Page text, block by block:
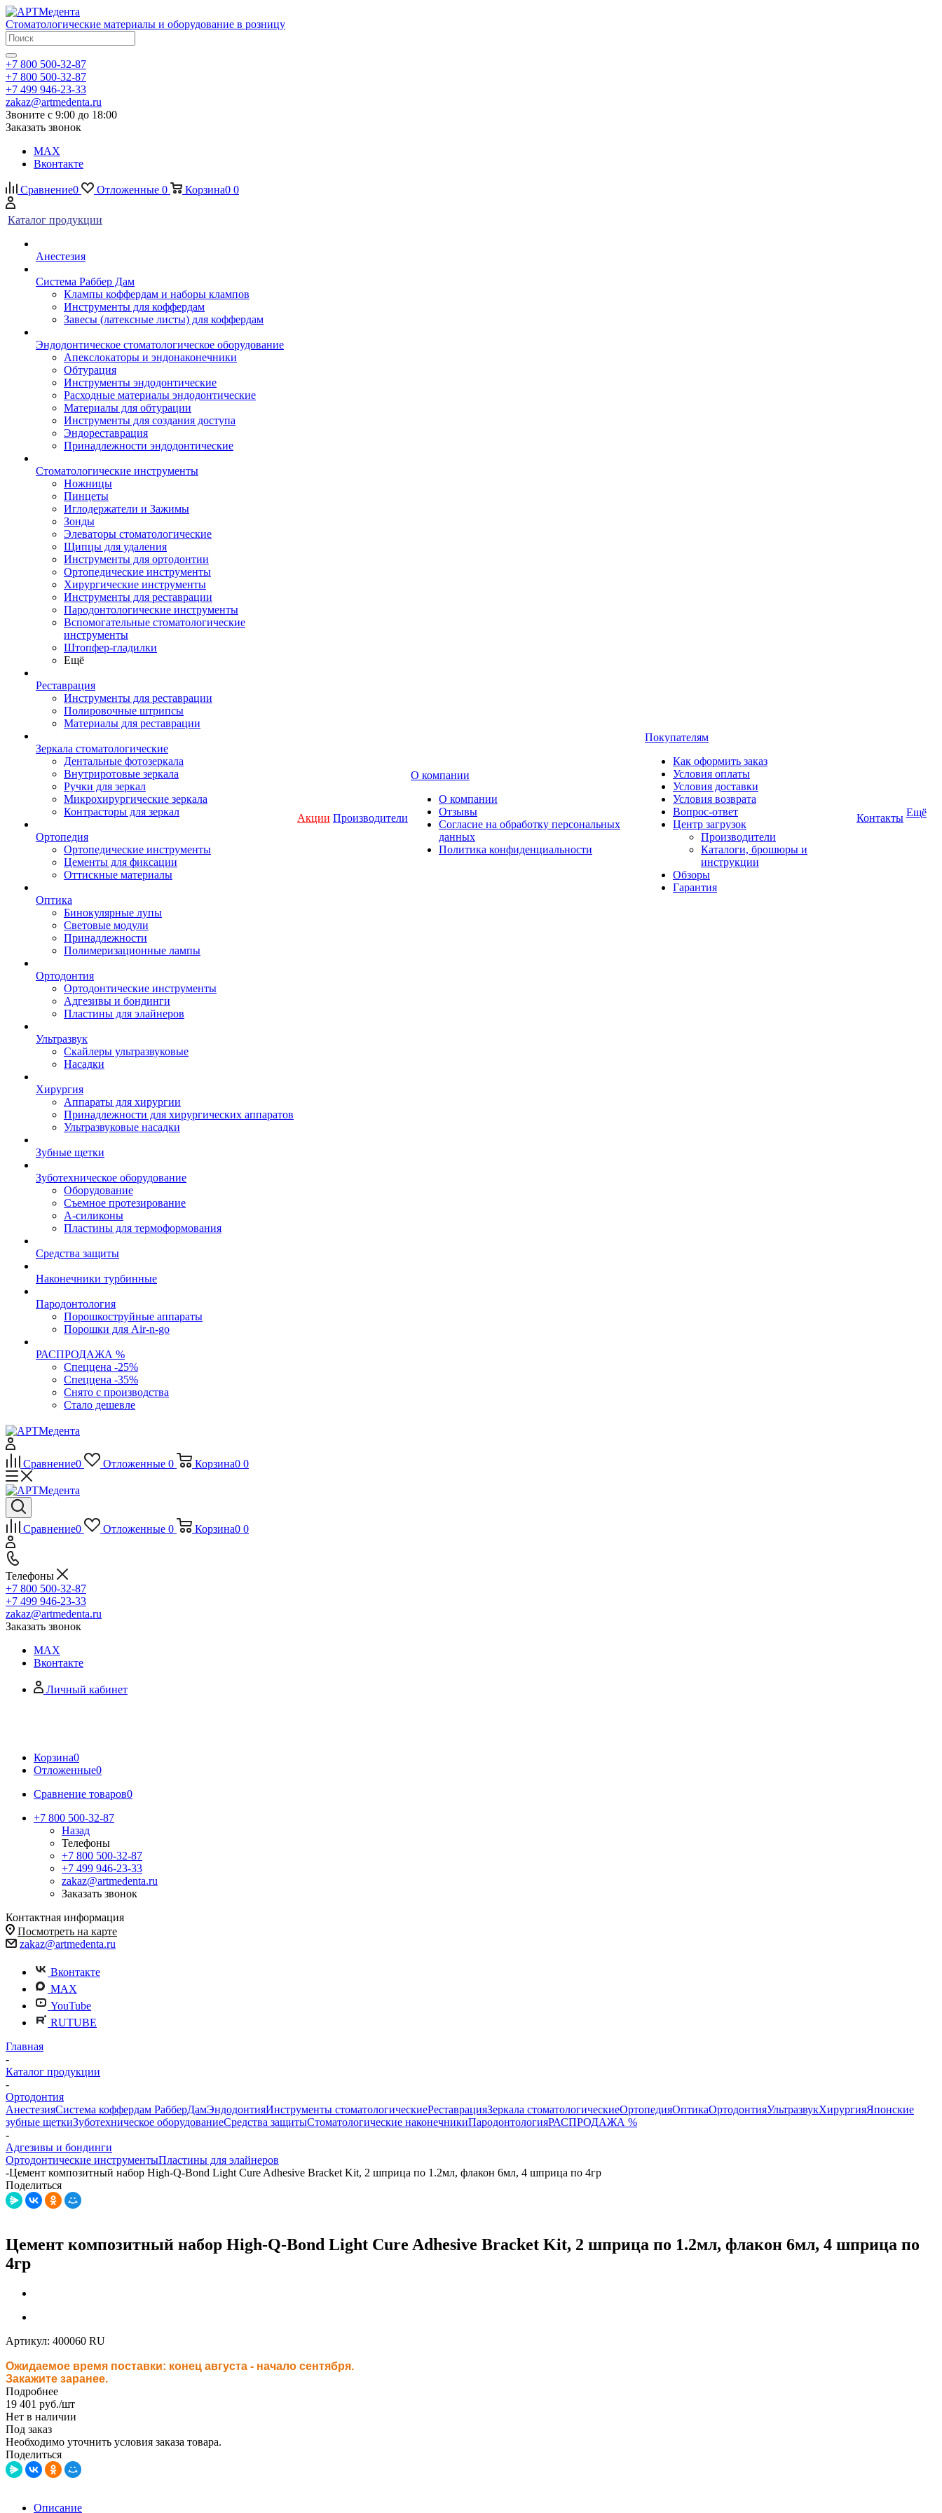
Стоматологические материалы и оборудование в розницу
+7 800 500-32-87
+7 800 500-32-87
+7 499 946-23-33
zakaz@artmedenta.ru
Звоните с 9:00 до 18:00
Заказать звонок
MAX
Вконтакте
Сравнение0 Отложенные 0 Корзина0 0
Каталог продукции
Анестезия
Система Раббер Дам
Клампы коффердам и наборы клампов
Инструменты для коффердам
Завесы (латексные листы) для коффердам
Эндодонтическое стоматологическое оборудование
Апекслокаторы и эндонаконечники
Обтурация
Инструменты эндодонтические
Расходные материалы эндодонтические
Материалы для обтурации
Инструменты для создания доступа
Эндореставрация
Принадлежности эндодонтические
Стоматологические инструменты
Ножницы
Пинцеты
Иглодержатели и Зажимы
Зонды
Элеваторы стоматологические
Щипцы для удаления
Инструменты для ортодонтии
Ортопедические инструменты
Хирургические инструменты
Инструменты для реставрации
Пародонтологические инструменты
Вспомогательные стоматологические
инструменты
Штопфер-гладилки
Ещё
Реставрация
Инструменты для реставрации
Полировочные штрипсы
Материалы для реставрации
Зеркала стоматологические
Дентальные фотозеркала
Внутриротовые зеркала
Ручки для зеркал
Микрохирургические зеркала
Контрасторы для зеркал
Ортопедия
Ортопедические инструменты
Цементы для фиксации
Оттискные материалы
Оптика
Бинокулярные лупы
Световые модули
Принадлежности
Полимеризационные лампы
Ортодонтия
Ортодонтические инструменты
Адгезивы и бондинги
Пластины для элайнеров
Ультразвук
Скайлеры ультразвуковые
Насадки
Хирургия
Аппараты для хирургии
Принадлежности для хирургических аппаратов
Ультразвуковые насадки
Зубные щетки
Зуботехническое оборудование
Оборудование
Съемное протезирование
А-силиконы
Пластины для термоформования
Средства защиты
Наконечники турбинные
Пародонтология
Порошкоструйные аппараты
Порошки для Air-n-go
РАСПРОДАЖА %
Спеццена -25%
Спеццена -35%
Снято с производства
Стало дешевле
Акции Производители
О компании
О компании
Отзывы
Согласие на обработку персональных
данных
Политика конфиденциальности
Покупателям
Как оформить заказ
Условия оплаты
Условия доставки
Условия возврата
Вопрос-ответ
Центр загрузок
Производители
Каталоги, брошюры и
инструкции
Обзоры
Гарантия
Контакты Ещё
Сравнение0 Отложенные 0 Корзина0 0
Сравнение0 Отложенные 0 Корзина0 0
Телефоны
+7 800 500-32-87
+7 499 946-23-33
zakaz@artmedenta.ru
Заказать звонок
MAX
Вконтакте
Личный кабинет
Корзина0
Отложенные0
Сравнение товаров0
+7 800 500-32-87
Назад
Телефоны
+7 800 500-32-87
+7 499 946-23-33
zakaz@artmedenta.ru
Заказать звонок
Контактная информация
Посмотреть на карте
zakaz@artmedenta.ru
Вконтакте
MAX
YouTube
RUTUBE
Главная
-
Каталог продукции
-
Ортодонтия
АнестезияСистема коффердам РабберДамЭндодонтияИнструменты стоматологическиеРеставрацияЗеркала стоматологическиеОртопедияОптикаОртодонтияУльтразвукХирургияЯпонские
зубные щеткиЗуботехническое оборудованиеСредства защитыСтоматологические наконечникиПародонтологияРАСПРОДАЖА %
-
Адгезивы и бондинги
Ортодонтические инструментыПластины для элайнеров
-Цемент композитный набор High-Q-Bond Light Cure Adhesive Bracket Kit, 2 шприца по 1.2мл, флакон 6мл, 4 шприца по 4гр
Поделиться
Цемент композитный набор High-Q-Bond Light Cure Adhesive Bracket Kit, 2 шприца по 1.2мл, флакон 6мл, 4 шприца по
4гр
Артикул: 400060 RU
Ожидаемое время поставки: конец августа - начало сентября.
Закажите заранее.
Подробнее
19 401 руб./шт
Нет в наличии
Под заказ
Необходимо уточнить условия заказа товара.
Поделиться
Описание